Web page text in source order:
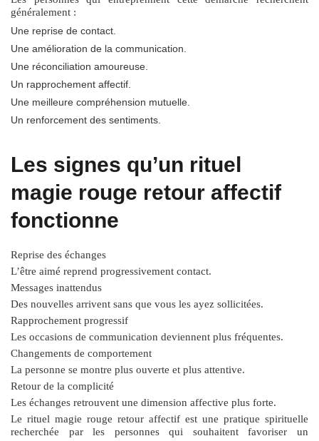
généralement :
Une reprise de contact.
Une amélioration de la communication.
Une réconciliation amoureuse.
Un rapprochement affectif.
Une meilleure compréhension mutuelle.
Un renforcement des sentiments.
Les signes qu’un rituel
magie rouge retour affectif
fonctionne
Reprise des échanges
L’être aimé reprend progressivement contact.
Messages inattendus
Des nouvelles arrivent sans que vous les ayez sollicitées.
Rapprochement progressif
Les occasions de communication deviennent plus fréquentes.
Changements de comportement
La personne se montre plus ouverte et plus attentive.
Retour de la complicité
Les échanges retrouvent une dimension affective plus forte.
Le rituel magie rouge retour affectif est une pratique spirituelle
recherchée par les personnes qui souhaitent favoriser un